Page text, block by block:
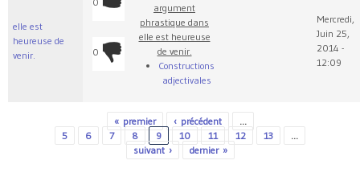
elle est
heureuse de
venir.
0
argument
phrastique dans
elle est heureuse
de venir.
Constructions
adjectivales
Mercredi,
Juin 25,
2014 -
12:09
« premier ‹ précédent
…
5
6 7 8 9 10 11 12 13
…
suivant ›
dernier »